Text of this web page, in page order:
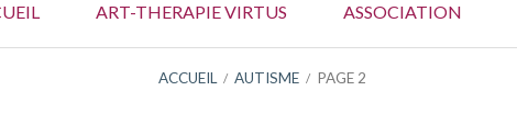
ART-THERAPIE VIRTUS ASSOCIATION
ACCUEIL AUTISME PAGE 2